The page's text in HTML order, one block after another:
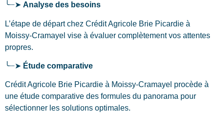
╰┈➤ Analyse des besoins
L’étape de départ chez Crédit Agricole Brie Picardie à
Moissy-Cramayel vise à évaluer complètement vos attentes
propres.
╰┈➤ Étude comparative
Crédit Agricole Brie Picardie à Moissy-Cramayel procède à
une étude comparative des formules du panorama pour
sélectionner les solutions optimales.